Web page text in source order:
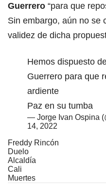
Guerrero “para que
Sin embargo, aún no se
validez de dicha
Hemos dispuesto
Guerrero para que
ardiente
Paz en su tumba
— Jorge Ivan Ospina
14, 2022
Freddy Rincón
Duelo
Alcaldía
Cali
Muertes